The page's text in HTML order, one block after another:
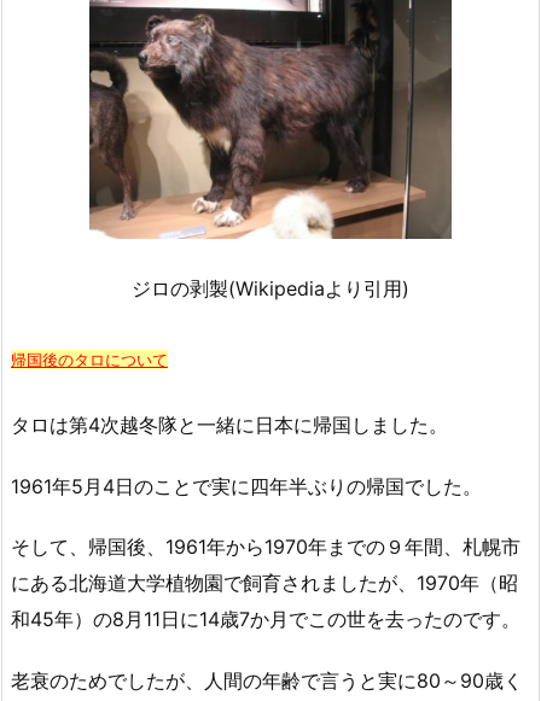
ジロの剥製(Wikipediaより引用)
帰国後のタロについて
タロは第4次越冬隊と一緒に日本に帰国しました。
1961年5月4日のことで実に四年半ぶりの帰国でした。
そして、帰国後、1961年から1970年までの９年間、札幌市
にある北海道大学植物園で飼育されましたが、1970年（昭
和45年）の8月11日に14歳7か月でこの世を去ったのです。
老衰のためでしたが、人間の年齢で言うと実に80～90歳く